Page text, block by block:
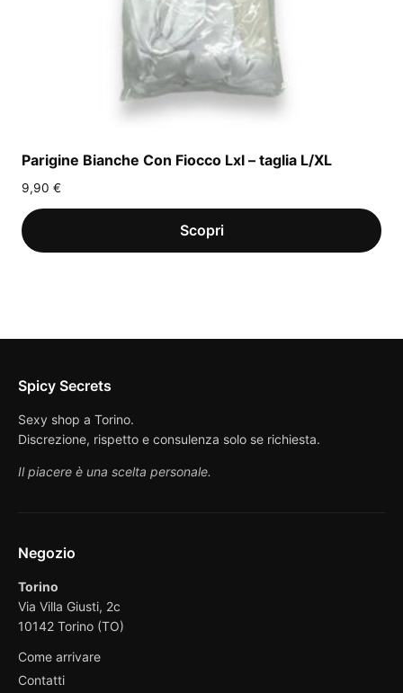
Parigine Bianche Con Fiocco Lxl – taglia L/XL
9,90 €
Spicy Secrets
Sexy shop a Torino.
Discrezione, rispetto e consulenza solo se richiesta.
Il piacere è una scelta personale.
Negozio
Torino
Via Villa Giusti, 2c
10142 Torino (TO)
Come arrivare
Contatti